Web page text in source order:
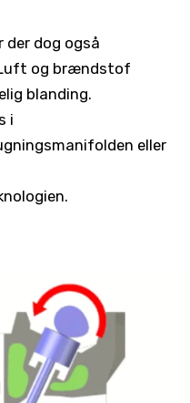
der dog også
og brændstof
blanding.
i
eller